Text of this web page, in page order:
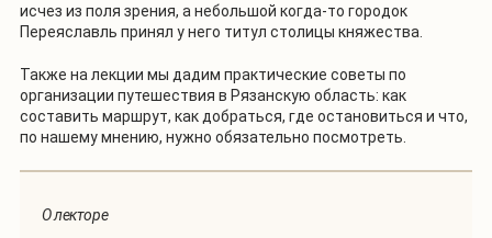
исчез из поля зрения, а небольшой когда-то городок
Переяславль принял у него титул столицы княжества.
Также на лекции мы дадим практические советы по
организации путешествия в Рязанскую область: как
составить маршрут, как добраться, где остановиться и что,
по нашему мнению, нужно обязательно посмотреть.
О лекторе